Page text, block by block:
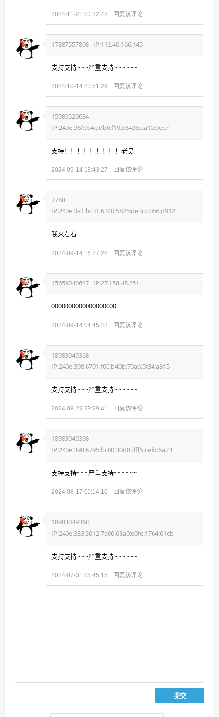
2024-11-21 00:32:48 回复该评论
17887557808 IP:112.40.166.145
支持支持~~~严重支持~~~~~~
2024-10-14 20:51:29 回复该评论
15980520634
IP:240e:36f:9c4:adb0:f193:6438:aa13:9ec7
支持！！！！！！！！！老吴
2024-09-14 18:43:27 回复该评论
7788
IP:240e:3a1:bc31:6340:5825:de3c:c066:d912
我来看看
2024-09-14 16:27:25 回复该评论
15659040647 IP:27.158.48.251
0000000000000000000
2024-09-14 04:45:43 回复该评论
18983049368
IP:240e:398:6791:f00:b40b:70a6:5f34:a815
支持支持~~~严重支持~~~~~~
2024-08-22 23:29:41 回复该评论
18983049368
IP:240e:398:6795:bc00:30d8:dff5:cefd:6a23
支持支持~~~严重支持~~~~~~
2024-08-17 00:14:10 回复该评论
18983049368
IP:240e:333:3012:7a00:68a0:e0fe:1764:61cb
支持支持~~~严重支持~~~~~~
2024-07-31 05:45:15 回复该评论